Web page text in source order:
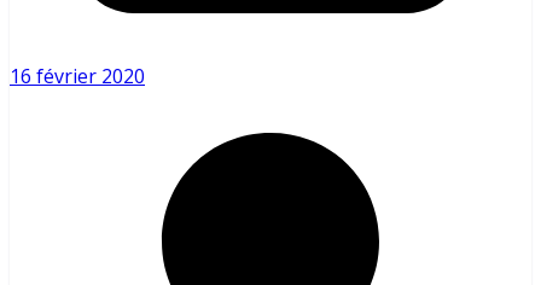
16 février 2020